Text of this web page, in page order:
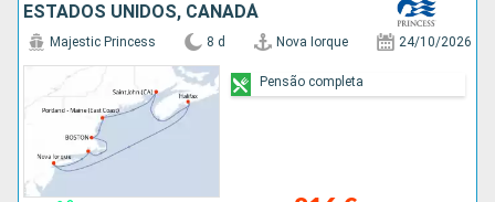
ESTADOS UNIDOS, CANADÁ
Majestic Princess 8 d Nova Iorque 24/10/2026
Pensão completa